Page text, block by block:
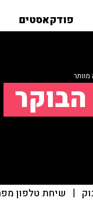
פודקאסטים
| שיחת טלפון